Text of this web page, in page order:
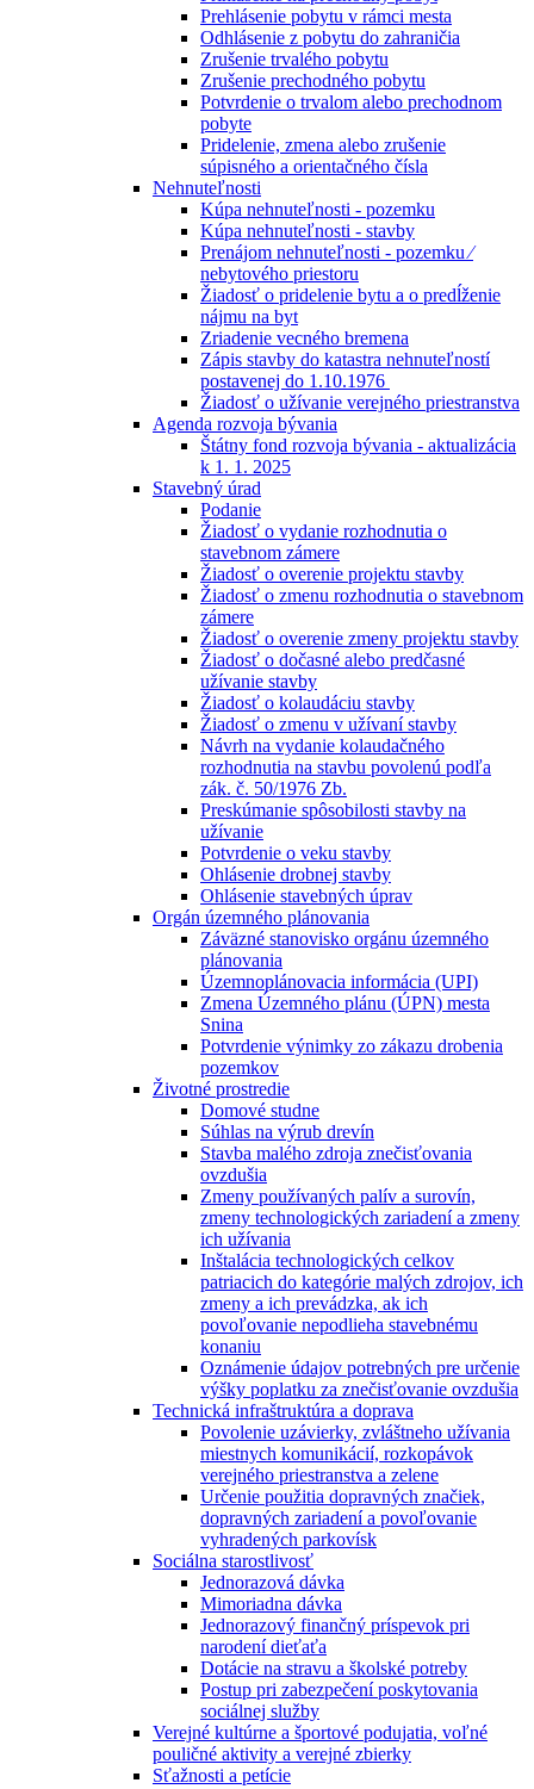
Prehlásenie pobytu v rámci mesta
Odhlásenie z pobytu do zahraničia
Zrušenie trvalého pobytu
Zrušenie prechodného pobytu
Potvrdenie o trvalom alebo prechodnom
pobyte
Pridelenie, zmena alebo zrušenie
súpisného a orientačného čísla
Nehnuteľnosti
Kúpa nehnuteľnosti - pozemku
Kúpa nehnuteľnosti - stavby
Prenájom nehnuteľnosti - pozemku ⁄
nebytového priestoru
Žiadosť o pridelenie bytu a o predĺženie
nájmu na byt
Zriadenie vecného bremena
Zápis stavby do katastra nehnuteľností
postavenej do 1.10.1976
Žiadosť o užívanie verejného priestranstva
Agenda rozvoja bývania
Štátny fond rozvoja bývania - aktualizácia
k 1. 1. 2025
Stavebný úrad
Podanie
Žiadosť o vydanie rozhodnutia o
stavebnom zámere
Žiadosť o overenie projektu stavby
Žiadosť o zmenu rozhodnutia o stavebnom
zámere
Žiadosť o overenie zmeny projektu stavby
Žiadosť o dočasné alebo predčasné
užívanie stavby
Žiadosť o kolaudáciu stavby
Žiadosť o zmenu v užívaní stavby
Návrh na vydanie kolaudačného
rozhodnutia na stavbu povolenú podľa
zák. č. 50/1976 Zb.
Preskúmanie spôsobilosti stavby na
užívanie
Potvrdenie o veku stavby
Ohlásenie drobnej stavby
Ohlásenie stavebných úprav
Orgán územného plánovania
Záväzné stanovisko orgánu územného
plánovania
Územnoplánovacia informácia (UPI)
Zmena Územného plánu (ÚPN) mesta
Snina
Potvrdenie výnimky zo zákazu drobenia
pozemkov
Životné prostredie
Domové studne
Súhlas na výrub drevín
Stavba malého zdroja znečisťovania
ovzdušia
Zmeny používaných palív a surovín,
zmeny technologických zariadení a zmeny
ich užívania
Inštalácia technologických celkov
patriacich do kategórie malých zdrojov, ich
zmeny a ich prevádzka, ak ich
povoľovanie nepodlieha stavebnému
konaniu
Oznámenie údajov potrebných pre určenie
výšky poplatku za znečisťovanie ovzdušia
Technická infraštruktúra a doprava
Povolenie uzávierky, zvláštneho užívania
miestnych komunikácií, rozkopávok
verejného priestranstva a zelene
Určenie použitia dopravných značiek,
dopravných zariadení a povoľovanie
vyhradených parkovísk
Sociálna starostlivosť
Jednorazová dávka
Mimoriadna dávka
Jednorazový finančný príspevok pri
narodení dieťaťa
Dotácie na stravu a školské potreby
Postup pri zabezpečení poskytovania
sociálnej služby
Verejné kultúrne a športové podujatia, voľné
pouličné aktivity a verejné zbierky
Sťažnosti a petície